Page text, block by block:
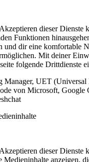
dieser Dienste
Funktionen
und dir eine komfortable
Mit deiner
folgende Drittdienste
Manager, UET
von Microsoft, Google
dieser Dienste
Medieninhalte anzeigen,